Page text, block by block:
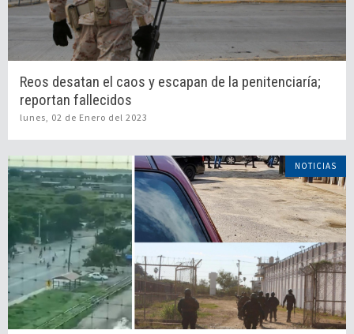
Reos desatan el caos y escapan de la penitenciaría;
reportan fallecidos
lunes, 02 de Enero del 2023
NOTICIAS